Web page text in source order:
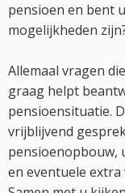
pensioen en bent
mogelijkheden
Allemaal vragen
graag helpt
pensioensituatie.
vrijblijvend
pensioenopbouw,
en eventuele